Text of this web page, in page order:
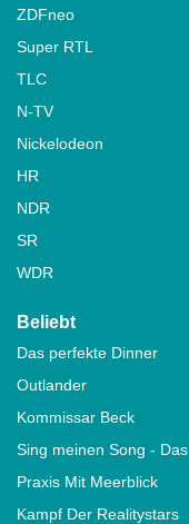
ZDFneo
Super RTL
TLC
N-TV
Nickelodeon
HR
NDR
SR
WDR
Beliebt
Das perfekte Dinner
Outlander
Kommissar Beck
Sing meinen Song -
Praxis Mit Meerblick
Kampf Der Realitystars